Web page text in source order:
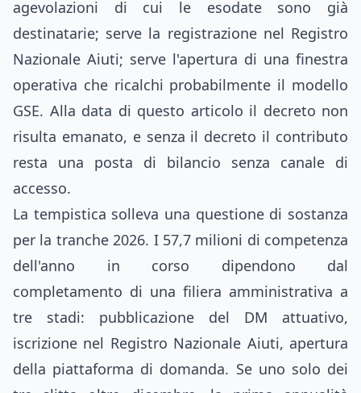
agevolazioni di cui le esodate sono già
destinatarie; serve la registrazione nel Registro
Nazionale Aiuti; serve l'apertura di una finestra
operativa che ricalchi probabilmente il modello
GSE. Alla data di questo articolo il decreto non
risulta emanato, e senza il decreto il contributo
resta una posta di bilancio senza canale di
accesso.
La tempistica solleva una questione di sostanza
per la tranche 2026. I 57,7 milioni di competenza
dell'anno in corso dipendono dal
completamento di una filiera amministrativa a
tre stadi: pubblicazione del DM attuativo,
iscrizione nel Registro Nazionale Aiuti, apertura
della piattaforma di domanda. Se uno solo dei